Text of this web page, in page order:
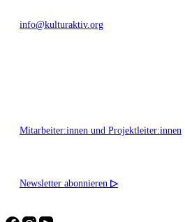
info@kulturaktiv.org
Mitarbeiter:innen und Projektleiter:innen
Newsletter abonnieren ▷